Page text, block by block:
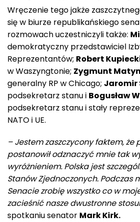
Wręczenie tego jakże
się w biurze republikańskiego
rozmowach uczestniczyli także:
demokratyczny przedstawiciel
Reprezentantów; Robert
w Waszyngtonie; Zygmunt
generalny RP w Chicago; Jaromir
podsekretarz stanu i Bogusław
podsekretarz stanu i stały
NATO i UE.
– Jestem zaszczycony faktem, że
postanowił odznaczyć mnie tak
wyróżnieniem. Polska jest
Stanów Zjednoczonych. Podczas
Senacie zrobię wszystko co w
zacieśnić nasze dwustronne
spotkaniu senator Mark Kirk.